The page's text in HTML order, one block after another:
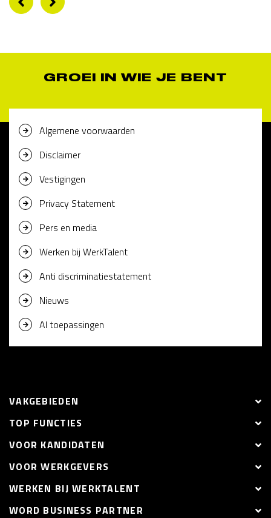
GROEI IN WIE JE BENT
Algemene voorwaarden
Disclaimer
Vestigingen
Privacy Statement
Pers en media
Werken bij WerkTalent
Anti discriminatiestatement
Nieuws
AI toepassingen
VAKGEBIEDEN
TOP FUNCTIES
VOOR KANDIDATEN
VOOR WERKGEVERS
WERKEN BIJ WERKTALENT
WORD BUSINESS PARTNER